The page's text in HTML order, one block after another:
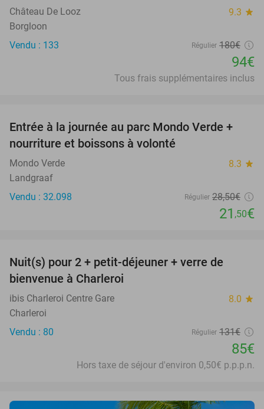
Château De Looz 9.3 star
Borgloon
Vendu : 133
Régulier 180€
94€
Tous frais supplémentaires inclus
25%
Entrée à la journée au parc Mondo Verde +
nourriture et boissons à volonté
Mondo Verde 8.3 star
Landgraaf
Vendu : 32.098
Régulier 28,50€
21 ,50€
Nuit(s) pour 2 + petit-déjeuner + verre de
bienvenue à Charleroi
ibis Charleroi Centre Gare 8.0 star
Charleroi
Vendu : 80
Régulier 131€
85€
Hors taxe de séjour d'environ 0,50€ p.p.p.n.